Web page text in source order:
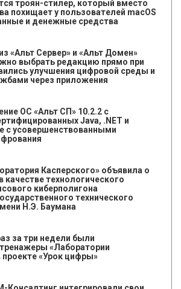
троян-стилер, который вместо
похищает у пользователей macOS
и денежные средства
«Альт Сервер» и «Альт Домен»
выбрать редакцию прямо при
улучшения цифровой среды и
через приложения
ОС «Альт СП» 10.2.2 с
Java, .NET и
с усовершенствованными
Касперского» объявила о
качестве технологического
киберполигона
технического
Н.Э. Баумана
за три недели были
«Лаборатории
проекте «Урок цифры»